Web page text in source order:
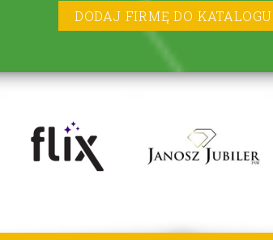
DODAJ FIRMĘ DO KATALOGU